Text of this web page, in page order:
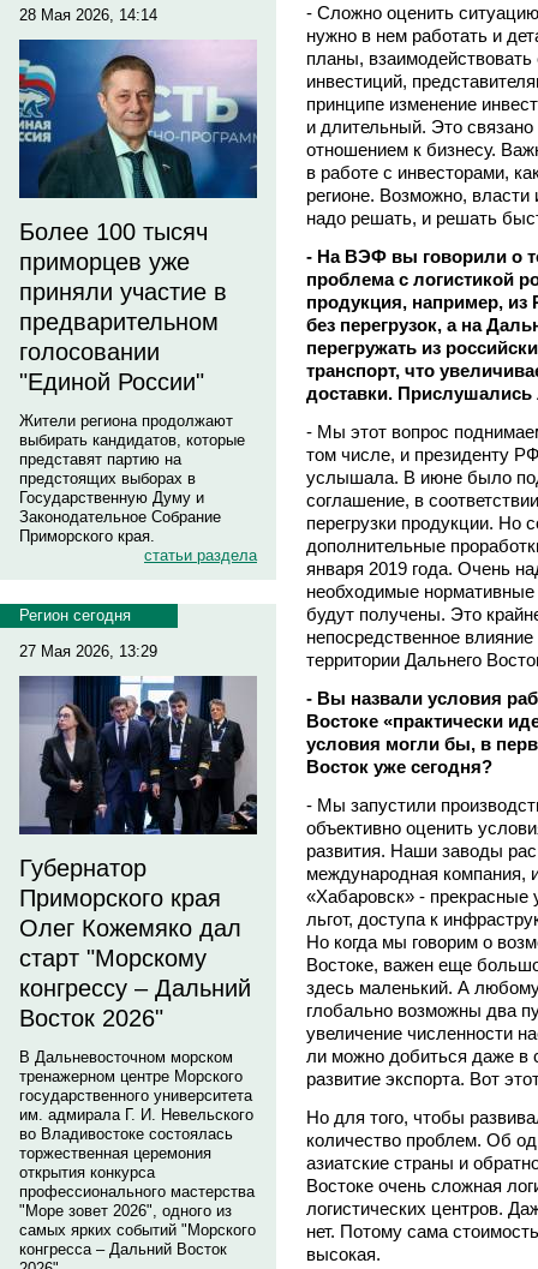
28 Мая 2026, 14:14
Более 100 тысяч
приморцев уже
приняли участие в
предварительном
голосовании
"Единой России"
Жители региона продолжают
выбирать кандидатов, которые
представят партию на
предстоящих выборах в
Государственную Думу и
Законодательное Собрание
Приморского края.
статьи раздела
Регион сегодня
27 Мая 2026, 13:29
Губернатор
Приморского края
Олег Кожемяко дал
старт "Морскому
конгрессу – Дальний
Восток 2026"
В Дальневосточном морском
тренажерном центре Морского
государственного университета
им. адмирала Г. И. Невельского
во Владивостоке состоялась
торжественная церемония
открытия конкурса
профессионального мастерства
"Море зовет 2026", одного из
самых ярких событий "Морского
конгресса – Дальний Восток
- Сложно оценить
нужно в нем работать и
планы,
инвестиций,
принципе изменение
и длительный. Это связано
отношением к бизнесу.
в работе с инвесторами,
регионе. Возможно,
надо решать, и решать
- На ВЭФ вы говорили о
проблема с логистикой
продукция, например, из
без перегрузок, а на
перегружать из
транспорт, что
доставки.
- Мы этот вопрос
том числе, и президенту
услышала. В июне было
соглашение, в
перегрузки продукции. Но
дополнительные
января 2019 года. Очень
необходимые нормативные
будут получены. Это
непосредственное
территории Дальнего
- Вы назвали условия
Востоке «практически
условия могли бы, в
Восток уже сегодня?
- Мы запустили
объективно оценить
развития. Наши заводы
международная компания,
«Хабаровск» - прекрасные
льгот, доступа к
Но когда мы говорим о
Востоке, важен еще
здесь маленький. А
глобально возможны два
увеличение численности
ли можно добиться даже в
развитие экспорта. Вот
Но для того, чтобы
количество проблем. Об
азиатские страны и
Востоке очень сложная
логистических центров.
нет. Потому сама
высокая.